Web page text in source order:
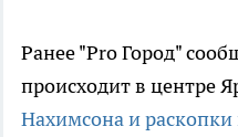
Ранее "Pro Город"
происходит в центре
Нахимсона и